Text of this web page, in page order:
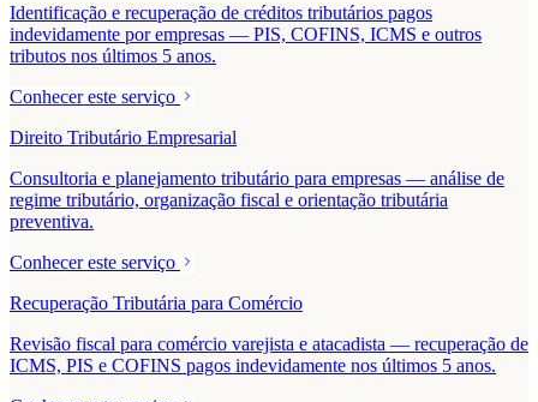
Identificação e recuperação de créditos tributários pagos
indevidamente por empresas — PIS, COFINS, ICMS e outros
tributos nos últimos 5 anos.
Conhecer este serviço
Direito Tributário Empresarial
Consultoria e planejamento tributário para empresas — análise de
regime tributário, organização fiscal e orientação tributária
preventiva.
Conhecer este serviço
Recuperação Tributária para Comércio
Revisão fiscal para comércio varejista e atacadista — recuperação de
ICMS, PIS e COFINS pagos indevidamente nos últimos 5 anos.